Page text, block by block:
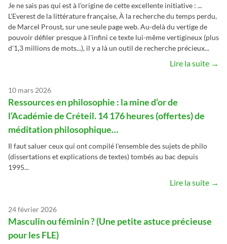
Je ne sais pas qui est à l'origine de cette excellente initiative : ...
L'Everest de la littérature française, À la recherche du temps perdu,
de Marcel Proust, sur une seule page web. Au-delà du vertige de
pouvoir défiler presque à l'infini ce texte lui-même vertigineux (plus
d'1,3 millions de mots...), il y a là un outil de recherche précieux...
Lire la suite →
10 mars 2026
Ressources en philosophie : la mine d’or de
l’Académie de Créteil. 14 176 heures (offertes) de
méditation philosophique…
Il faut saluer ceux qui ont compilé l'ensemble des sujets de philo
(dissertations et explications de textes) tombés au bac depuis
1995...
Lire la suite →
24 février 2026
Masculin ou féminin ? (Une petite astuce précieuse
pour les FLE)